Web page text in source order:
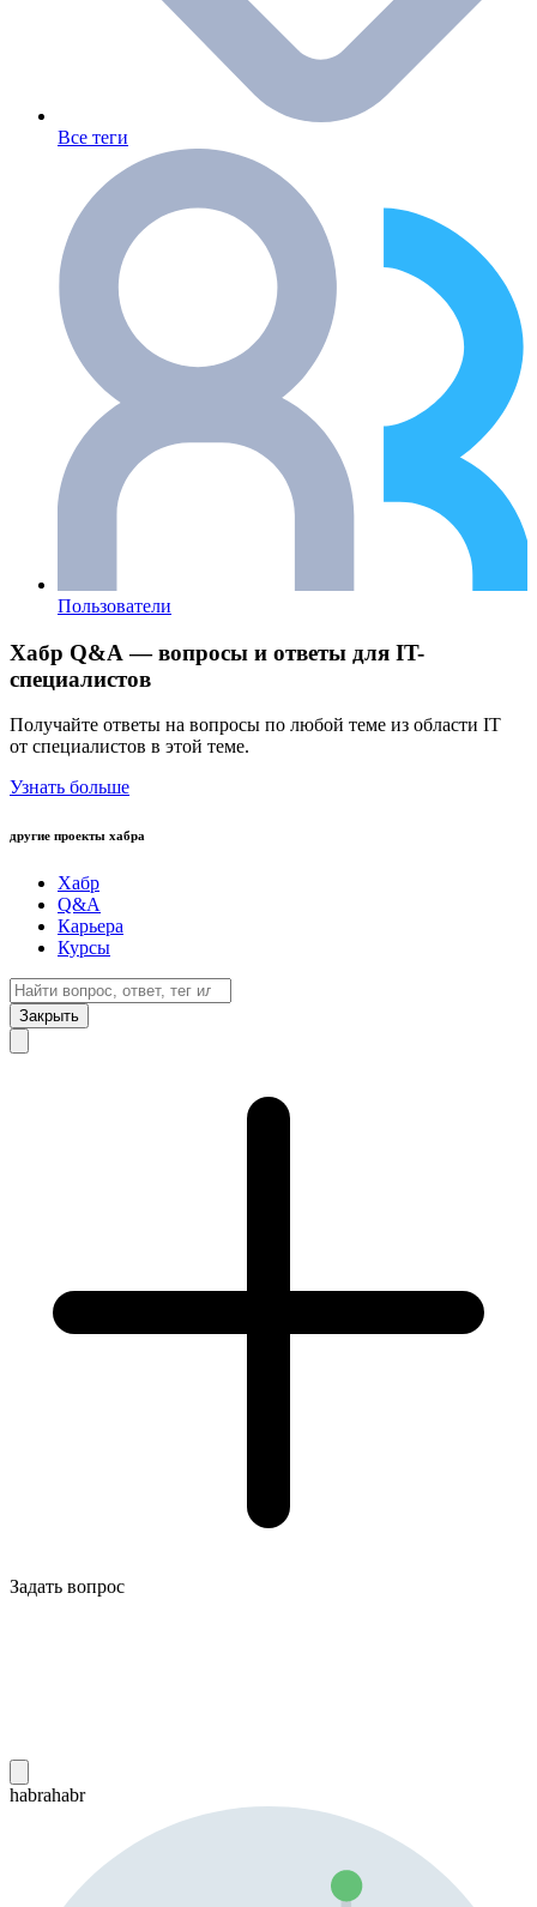
Все теги
Пользователи
Хабр Q&A — вопросы и ответы для IT-
специалистов
Получайте ответы на вопросы по любой теме из области IT
от специалистов в этой теме.
Узнать больше
другие проекты хабра
Хабр
Q&A
Карьера
Курсы
Закрыть
Задать вопрос
habrahabr